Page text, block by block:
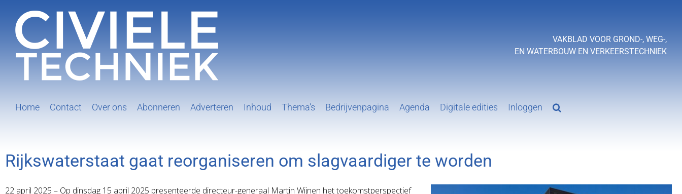
inhoud
VAKBLAD VOOR GROND-, WEG-,
EN WATERBOUW EN VERKEERSTECHNIEK
Home Contact Over ons Abonneren Adverteren Inhoud Thema’s Bedrijvenpagina Agenda Digitale edities Inloggen
Rijkswaterstaat gaat reorganiseren om slagvaardiger te worden
22 april 2025 – Op dinsdag 15 april 2025 presenteerde directeur-generaal Martin Wijnen het toekomstperspectief